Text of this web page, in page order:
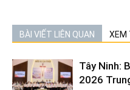
BÀI VIẾT LIÊN QUAN XEM
Tây Ninh:
2026